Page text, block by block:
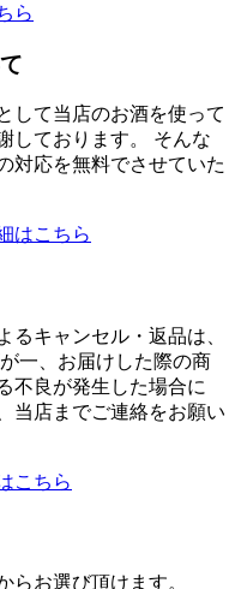
ら
して当店のお酒を使って
しております。 そんな
対応を無料でさせていた
はこちら
るキャンセル・返品は、
一、お届けした際の商
不良が発生した場合に
当店までご連絡をお願い
こちら
らお選び頂けます。